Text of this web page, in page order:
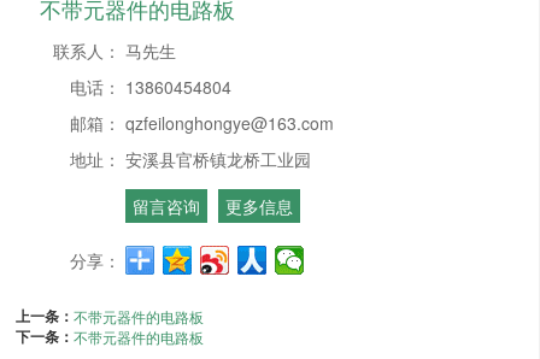
不带元器件的电路板
联系人： 马先生
电话： 13860454804
邮箱： qzfeilonghongye@163.com
地址： 安溪县官桥镇龙桥工业园
留言咨询
更多信息
分享：
上一条：不带元器件的电路板
下一条：不带元器件的电路板